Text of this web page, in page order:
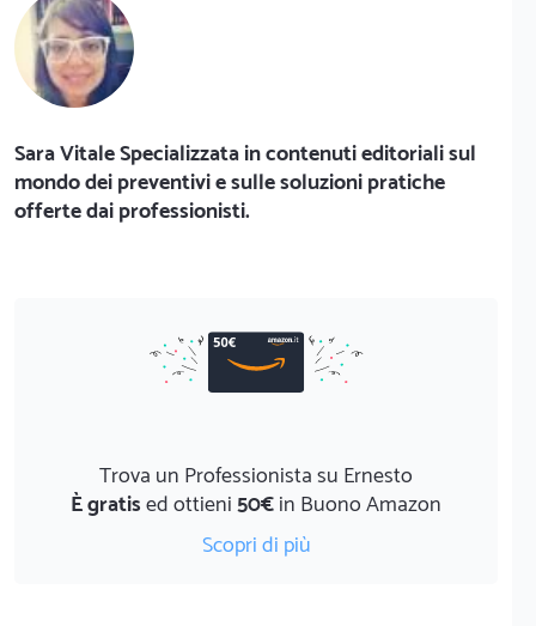
Sara Vitale Specializzata in contenuti editoriali sul
mondo dei preventivi e sulle soluzioni pratiche
offerte dai professionisti.
Trova un Professionista su Ernesto
È gratised ottieni50€in Buono Amazon
Scopri di più